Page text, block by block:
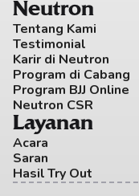
Neutron
Tentang Kami
Testimonial
Karir di Neutron
Program di Cabang
Program BJJ Online
Neutron CSR
Layanan
Acara
Saran
Hasil Try Out